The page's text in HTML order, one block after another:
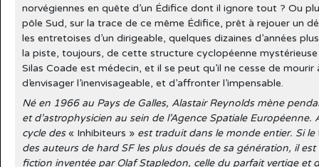
norvégiennes en quête d’un Édifice dont il ignore tout ? Ou
pôle Sud, sur la trace de ce même Édifice, prêt à rejouer un
les entretoises d’un dirigeable, quelques dizaines d’années
la piste, toujours, de cette structure cyclopéenne mystérieuse
Silas Coade est médecin, et il se peut qu’il ne cesse de
d’envisager l’inenvisageable, et d’affronter l’impensable.
Né en 1966 au Pays de Galles, Alastair Reynolds mène
et d’astrophysicien au sein de l’Agence Spatiale
cycle des« Inhibiteurs » est traduit dans le monde entier. Si le
des auteurs de hard SF les plus doués de sa génération, il
fiction inventée par Olaf Stapledon, celle du parfait vertige et